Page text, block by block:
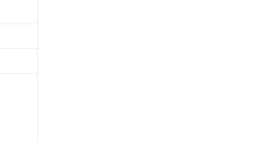
(税抜)を提供させていただ
ることをご了承ください。
ータに基づき作成されるも
があることをご了承くださ
オムロン制御機器販売店・
出す予定はありません。
認中の商品です。
どやむを得ず変更すること
エーテル類(PBDE) 1000ppm以下、
） 1000ppm以下、フタル酸ジブチ
。
ルエーテル類) : 1000ppm、
ベンジル) : 1000ppm、
（以下｢規制貨物等」とい
役務取引許可)を取得する
ないよう必要な手段を講じ
武器並びにこれらの製造装